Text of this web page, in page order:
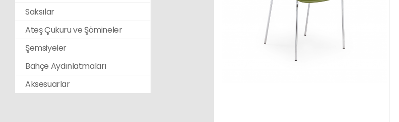
Saksılar
Ateş Çukuru ve Şömineler
Şemsiyeler
Bahçe Aydınlatmaları
Aksesuarlar